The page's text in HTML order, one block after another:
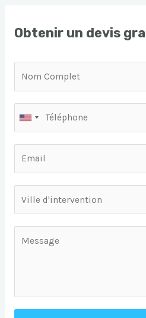
Obtenir un devis